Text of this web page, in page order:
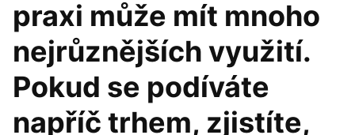
praxi může mít mnoho
nejrůznějších využití.
Pokud se podíváte
napříč trhem, zjistíte,